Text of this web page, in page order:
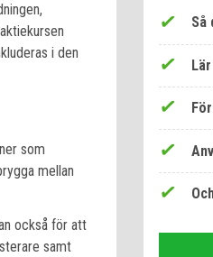
i den
som
mellan
också för att
samt
Så